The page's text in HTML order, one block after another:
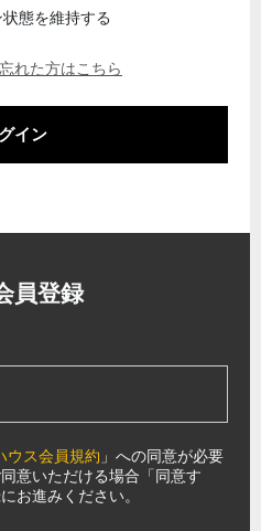
態を維持する
れた方はこちら
イン
員登録
ウス会員規約 」への同意が必要
意いただける場合「同意す
お進みください。